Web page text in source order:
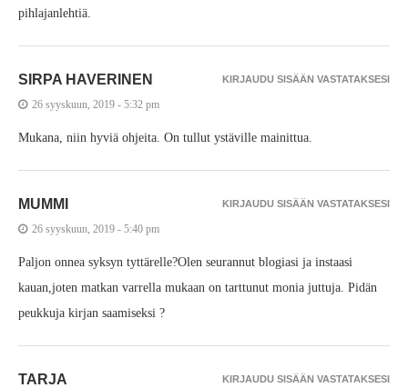
pihlajanlehtiä.
SIRPA HAVERINEN
26 syyskuun, 2019 - 5:32 pm
Mukana, niin hyviä ohjeita. On tullut ystäville mainittua.
KIRJAUDU SISÄÄN VASTATAKSESI
MUMMI
26 syyskuun, 2019 - 5:40 pm
Paljon onnea syksyn tyttärelle?Olen seurannut blogiasi ja instaasi
kauan,joten matkan varrella mukaan on tarttunut monia juttuja. Pidän
peukkuja kirjan saamiseksi ?
KIRJAUDU SISÄÄN VASTATAKSESI
TARJA KIRJAUDU SISÄÄN VASTATAKSESI